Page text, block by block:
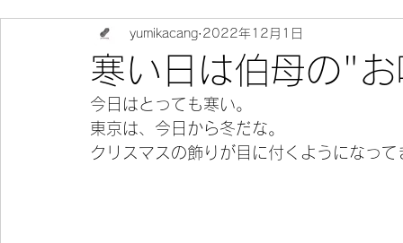
食いしん坊 blog お料理・memasak
今宵の一冊
寒い日は伯母の"
yumikacang 2022年12月1日
今日はとっても寒い。
東京は、今日から冬だな。
クリスマスの飾りが目に付くようになって